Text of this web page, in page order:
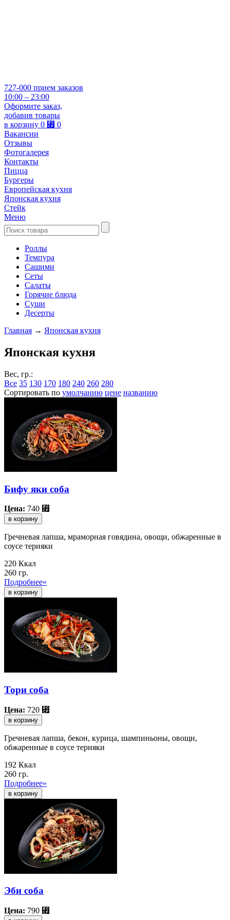
727-000 прием заказов
10:00 – 23:00
Оформите заказ,
добавив товары
в корзину 0 ⃏ 0
Вакансии
Отзывы
Фотогалерея
Контакты
Пицца
Бургеры
Европейская кухня
Японская кухня
Стейк
Меню
Роллы
Темпура
Сашими
Сеты
Салаты
Горячие блюда
Суши
Десерты
Главная → Японская кухня
Японская кухня
Вес, гр.:
Все 35 130 170 180 240 260 280
Сортировать по умолчанию цене названию
Бифу яки соба
Цена: 740 ⃏
в корзину
Гречневая лапша, мраморная говядина, овощи, обжаренные в
соусе терияки
220 Ккал
260 гр.
Подробнее»
Тори соба
Цена: 720 ⃏
в корзину
Гречневая лапша, бекон, курица, шампиньоны, овощи,
обжаренные в соусе терияки
192 Ккал
260 гр.
Подробнее»
Эби соба
Цена: 790 ⃏